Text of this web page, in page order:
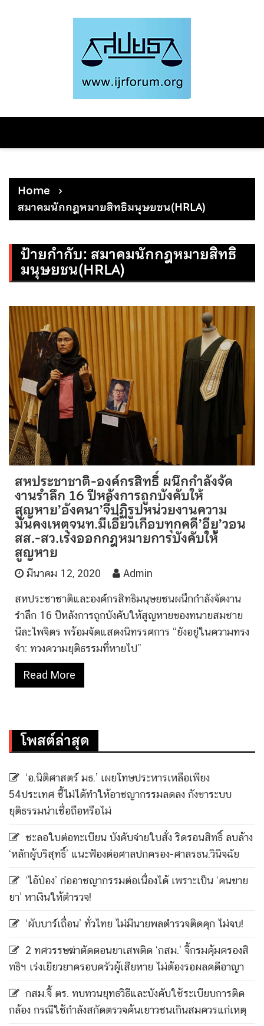
Home
สมาคมนักกฎหมายสิทธิมนุษยชน(HRLA)
ป้ายกำกับ: สมาคมนักกฎหมายสิทธิ
มนุษยชน(HRLA)
สหประชาชาติ-องค์กรสิทธิ์ ผนึกกำลังจัด
งานรำลึก 16 ปีหลังการถูกบังคับให้
สูญหาย’อังคนา’จี้ปฏิรูปหน่วยงานความ
มั่นคงเหตุจนท.มีเอี่ยวเกือบทุกคดี’อียู’วอน
สส.-สว.เร่งออกกฎหมายการบังคับให้
สูญหาย
มีนาคม 12, 2020 Admin
สหประชาชาติและองค์กรสิทธิมนุษยชนผนึกกำลังจัดงาน
รำลึก 16 ปีหลังการถูกบังคับให้สูญหายของทนายสมชาย
นีละไพจิตร พร้อมจัดแสดงนิทรรศการ “ยังอยู่ในความทรง
จำ: ทวงความยุติธรรมที่หายไป”
Read More
โพสต์ล่าสุด
‘อ.นิติศาสตร์ มธ.’ เผยโทษประหารเหลือเพียง
54ประเทศ ชี้ไม่ได้ทำให้อาชญากรรมลดลง กังขาระบบ
ยุติธรรมน่าเชื่อถือหรือไม่
ชะลอใบต่อทะเบียน บังคับจ่ายใบสั่ง ริดรอนสิทธิ์ ลบล้าง
‘หลักผู้บริสุทธิ์’ แนะฟ้องต่อศาลปกครอง-ศาลรธน.วินิจฉัย
‘ไอ้ป๋อง’ ก่ออาชญากรรมต่อเนื่องได้ เพราะเป็น ‘คนขาย
ยา’ หาเงินให้ตำรวจ!
‘ผับบาร์เถื่อน’ ทั่วไทย ไม่มีนายพลตำรวจติดคุก ไม่จบ!
2 ทศวรรษฆ่าตัดตอนยาเสพติด ‘กสม.’ จี้กรมคุ้มครองสิ
ทธิฯ เร่งเยียวยาครอบครัวผู้เสียหาย ไม่ต้องรอผลคดีอาญา
กสม.จี้ ตร. ทบทวนยุทธวิธีและบังคับใช้ระเบียบการติด
กล้อง กรณีใช้กำลังสกัดตรวจค้นเยาวชนเกินสมควรแก่เหตุ